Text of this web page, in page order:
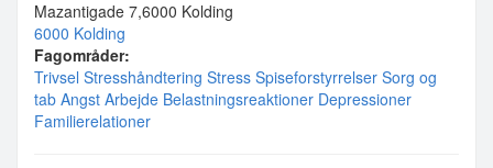
Mazantigade 7,6000 Kolding
6000 Kolding
Fagområder:
Trivsel Stresshåndtering Stress Spiseforstyrrelser Sorg og
tab Angst Arbejde Belastningsreaktioner Depressioner
Familierelationer